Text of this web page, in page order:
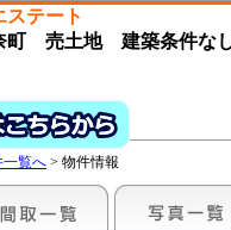
テート
町 売土地 建築条件な
一覧へ > 物件情報